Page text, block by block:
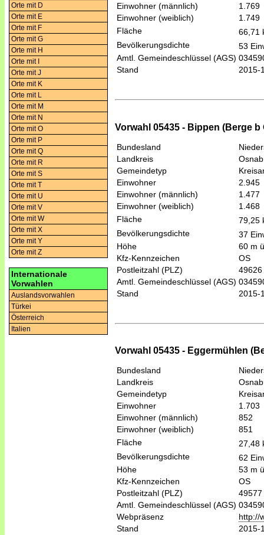
Orte mit D
Orte mit E
Orte mit F
Orte mit G
Orte mit H
Orte mit I
Orte mit J
Orte mit K
Orte mit L
Orte mit M
Orte mit N
Orte mit O
Orte mit P
Orte mit Q
Orte mit R
Orte mit S
Orte mit T
Orte mit U
Orte mit V
Orte mit W
Orte mit X
Orte mit Y
Orte mit Z
Internationale
Vorwahlen
Auslandsvorwahlen
Türkei
Österreich
Italien
Einwohner (männlich)
1.769
Einwohner (weiblich)
1.749
Fläche
66,71
Bevölkerungsdichte
53
Amtl. Gemeindeschlüssel (AGS)
Stand
2015-
Vorwahl 05435 - Bippen (Berge
Bundesland
Landkreis
Gemeindetyp
Einwohner
2.945
Einwohner (männlich)
1.477
Einwohner (weiblich)
1.468
Fläche
79,25
Bevölkerungsdichte
37
Höhe
60 m
Kfz-Kennzeichen
OS
Postleitzahl (PLZ)
49626
Amtl. Gemeindeschlüssel (AGS)
Stand
2015-
Vorwahl 05435 - Eggermühlen
Bundesland
Landkreis
Gemeindetyp
Einwohner
1.703
Einwohner (männlich)
852
Einwohner (weiblich)
851
Fläche
27,48
Bevölkerungsdichte
62
Höhe
53 m
Kfz-Kennzeichen
OS
Postleitzahl (PLZ)
49577
Amtl. Gemeindeschlüssel (AGS)
Webpräsenz
http://
Stand
2015-